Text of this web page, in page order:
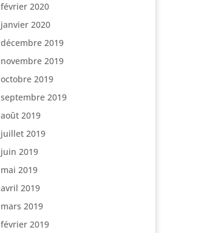
février 2020
janvier 2020
décembre 2019
novembre 2019
octobre 2019
septembre 2019
août 2019
juillet 2019
juin 2019
mai 2019
avril 2019
mars 2019
février 2019